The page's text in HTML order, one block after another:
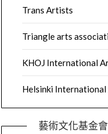
Trans Artists
Triangle arts
KHOJ International
Helsinki
藝術文化基金